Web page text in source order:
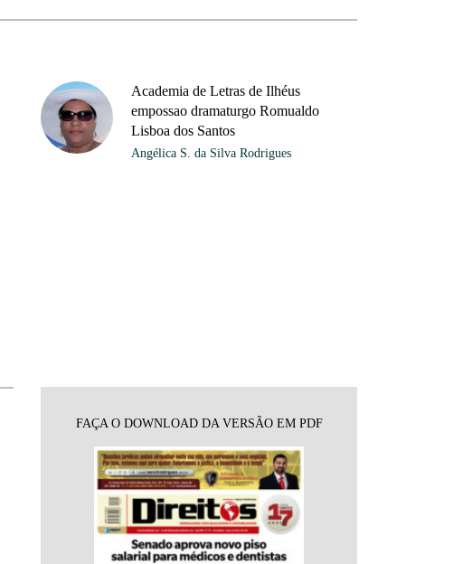
Academia de Letras de Ilhéus
empossao dramaturgo Romualdo
Lisboa dos Santos
Angélica S. da Silva Rodrigues
FAÇA O DOWNLOAD DA VERSÃO EM PDF